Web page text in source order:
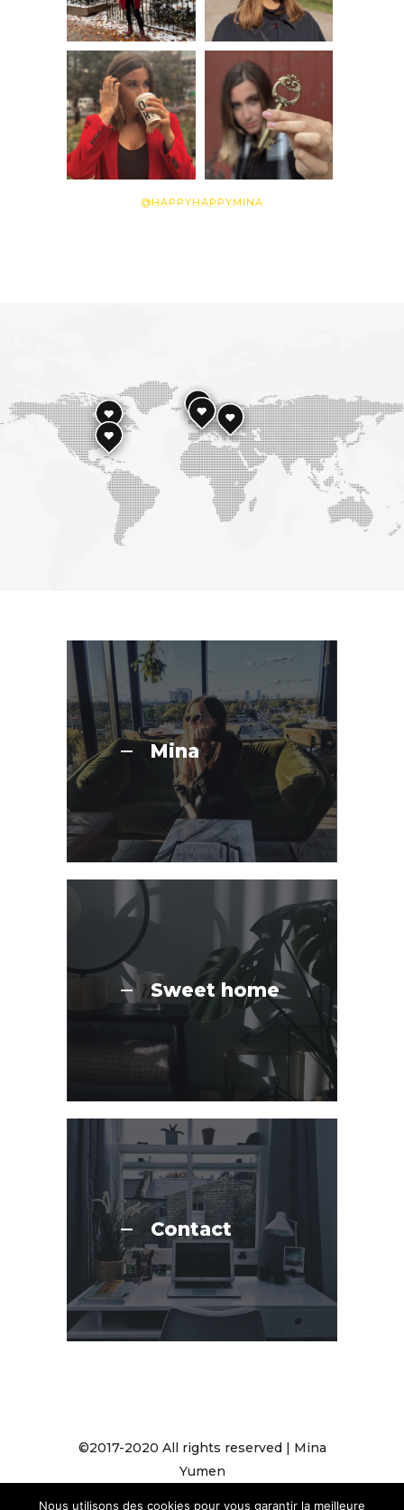
@HAPPYHAPPYMINA
Mina
Sweet home
Contact
©2017-2020 All rights reserved | Mina
Yumen
Nous utilisons des cookies pour vous garantir la meilleure